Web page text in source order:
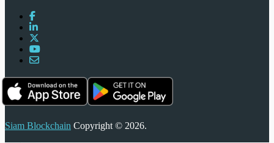
Siam Blockchain Copyright © 2026.